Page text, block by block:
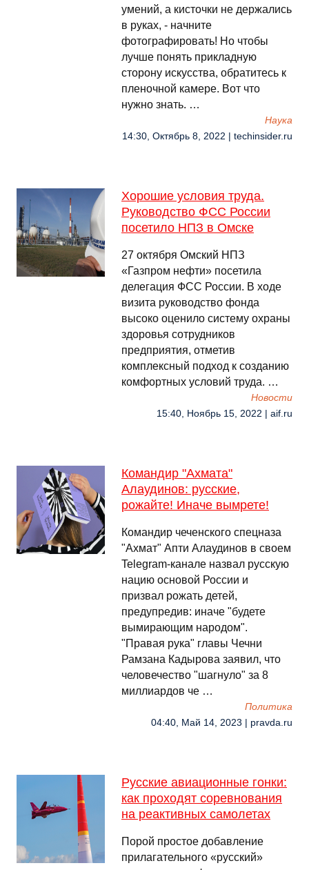
умений, а кисточки не держались
в руках, - начните
фотографировать! Но чтобы
лучше понять прикладную
сторону искусства, обратитесь к
пленочной камере. Вот что
нужно знать. …
Наука
14:30, Октябрь 8, 2022 | techinsider.ru
Хорошие условия труда.
Руководство ФСС России
посетило НПЗ в Омске
27 октября Омский НПЗ
«Газпром нефти» посетила
делегация ФСС России. В ходе
визита руководство фонда
высоко оценило систему охраны
здоровья сотрудников
предприятия, отметив
комплексный подход к созданию
комфортных условий труда. …
Новости
15:40, Ноябрь 15, 2022 | aif.ru
Командир "Ахмата"
Алаудинов: русские,
рожайте! Иначе вымрете!
Командир чеченского спецназа
"Ахмат" Апти Алаудинов в своем
Telegram-канале назвал русскую
нацию основой России и
призвал рожать детей,
предупредив: иначе "будете
вымирающим народом".
"Правая рука" главы Чечни
Рамзана Кадырова заявил, что
человечество "шагнуло" за 8
миллиардов че …
Политика
04:40, Май 14, 2023 | pravda.ru
Русские авиационные гонки:
как проходят соревнования
на реактивных самолетах
Порой простое добавление
прилагательного «русский»